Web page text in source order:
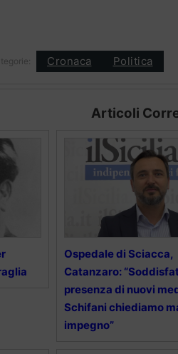
Cronaca Politica
Articoli
Ospedale di Sciacca,
Catanzaro:
presenza di nuovi
Schifani chiediamo
impegno”